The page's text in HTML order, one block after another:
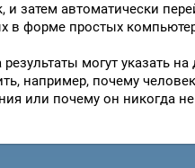
и затем автоматически
в форме простых
могут указать
например, почему
или почему он никогда не